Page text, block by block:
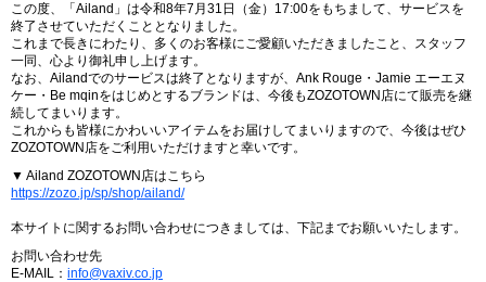
この度、「Ailand」は令和8年7月31日（金）17:00をもちまして、サービスを
終了させていただくこととなりました。
これまで長きにわたり、多くのお客様にご愛顧いただきましたこと、スタッフ
一同、心より御礼申し上げます。
なお、Ailandでのサービスは終了となりますが、Ank Rouge・Jamie エーエヌ
ケー・Be mqinをはじめとするブランドは、今後もZOZOTOWN店にて販売を継
続してまいります。
これからも皆様にかわいいアイテムをお届けしてまいりますので、今後はぜひ
ZOZOTOWN店をご利用いただけますと幸いです。
▼ Ailand ZOZOTOWN店はこちら
https://zozo.jp/sp/shop/ailand/
本サイトに関するお問い合わせにつきましては、下記までお願いいたします。
お問い合わせ先
E-MAIL： info@vaxiv.co.jp